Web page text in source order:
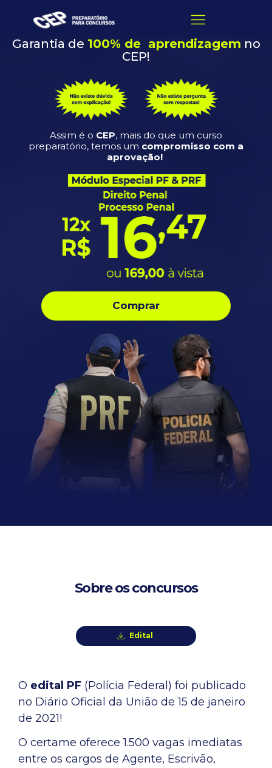
Garantia de 100% de aprendizagem no
CEP!
Assim é o CEP, mais do que um curso
preparatório, temos um compromisso com a
aprovação!
Comprar
Sobre os concursos
Edital
O edital PF (Polícia Federal) foi publicado
no Diário Oficial da União de 15 de janeiro
de 2021!
O certame oferece 1.500 vagas imediatas
entre os cargos de Agente, Escrivão,